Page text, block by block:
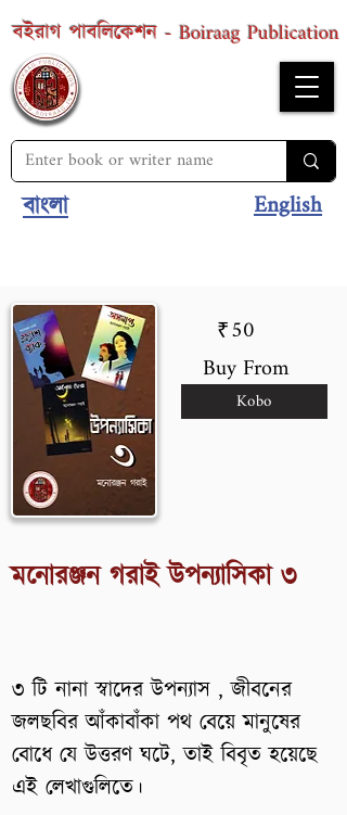
বইরাগ পাবলিকেশন - Boiraag Publication
বাংলা English
50
₹
Buy From
Kobo
মনোরঞ্জন গরাই উপন্যাসিকা ৩
৩ টি নানা স্বাদের উপন্যাস , জীবনের
জলছবির আঁকাবাঁকা পথ বেয়ে মানুষের
বোধে যে উত্তরণ ঘটে, তাই বিবৃত হয়েছে
এই লেখাগুলিতে।